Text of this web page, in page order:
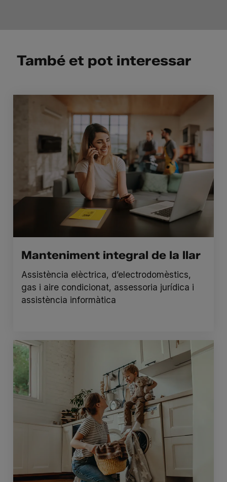
També et pot interessar
Manteniment integral de la llar
Assistència elèctrica, d’electrodomèstics,
gas i aire condicionat, assessoria jurídica i
assistència informàtica